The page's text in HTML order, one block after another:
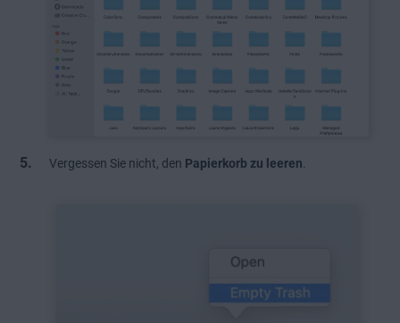
Vergessen Sie nicht, den Papierkorb zu leeren.